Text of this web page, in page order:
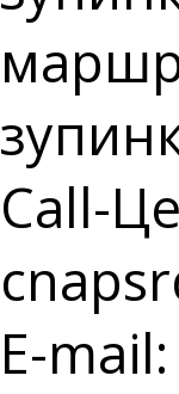
Call-
E-mail: